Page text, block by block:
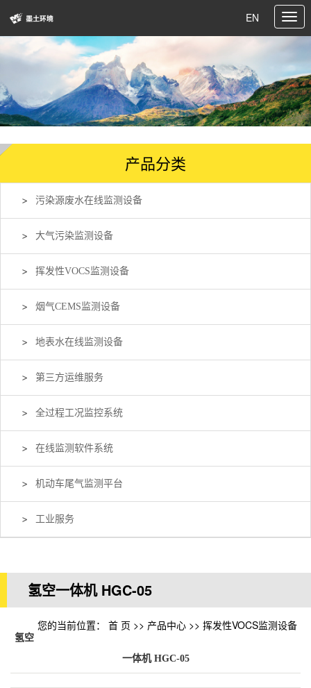
EN
产品分类
污染源废水在线监测设备
大气污染监测设备
挥发性VOCS监测设备
烟气CEMS监测设备
地表水在线监测设备
第三方运维服务
全过程工况监控系统
在线监测软件系统
机动车尾气监测平台
工业服务
氢空一体机 HGC-05
您的当前位置： 首 页 >> 产品中心 >> 挥发性VOCS监测设备
氢空
一体机 HGC-05